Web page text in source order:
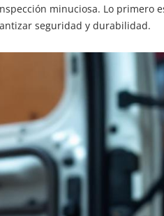
minuciosa. Lo primero
seguridad y durabilidad.